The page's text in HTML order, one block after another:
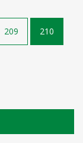
209 210